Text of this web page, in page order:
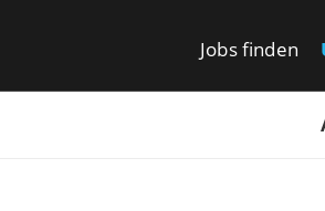
Jobs finden